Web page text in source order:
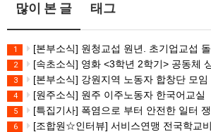
많이 본 글 태그
1 [본부소식] 원청교섭 원년. 초기업교섭 돌파! 모든 노동자의 노동기본권
2 [속초소식] 영화 <3학년 2학기> 공동체
3 [본부소식] 강원지역 노동자 합창단 모임
4 [원주소식] 원주 이주노동자 한국어교실
5 [특집기사] 폭염으로 부터 안전한 일터
6 [조합원☆인터뷰] 서비스연맹 전국학교비정규직노동조합